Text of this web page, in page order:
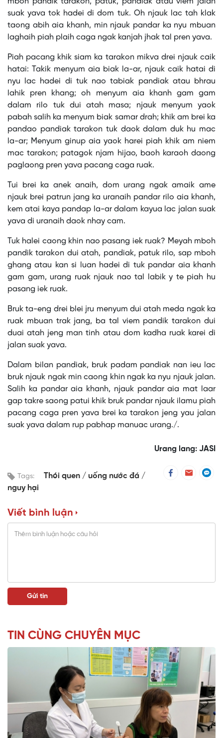
suak yava tok hadei di dom tuk. Oh njauk lac tah klak
taong abih aia khanh, min njauk pandar ka nyu mbuan
laghaih piah plaih caga ngak kanjah jhak tal pren yava.
Piah pacang khik siam ka tarakon mikva drei njauk caik
hatai: Takik menyum aia biak la-ar, njauk caik hatai di
nyu lac hadei di tuk nao tabiak pandiak atau bhrau
lahik pren khang; oh menyum aia khanh gam gam
dalam rilo tuk dui atah masa; njauk menyum yaok
pabah salih ka menyum biak samar drah; khik am brei ka
pandao pandiak tarakon tuk daok dalam duk hu mac
la-ar; Menyum ginup aia yaok harei piah khik am niem
mac tarakon; patagok njam hijao, baoh karaoh daong
paglaong pren yava pacang caga ruak.
Tui brei ka anek anaih, dom urang ngak amaik ame
njauk brei patrun jang ka uranaih pandar rilo aia khanh,
kem atai kaya pandap la-ar dalam kayua lac jalan suak
yava di uranaih daok nhay cam.
Tuk halei caong khin nao pasang iek ruak? Meyah mboh
pandik tarakon dui atah, pandiak, patuk rilo, sap mboh
ghang atau kan si luan hadei di tuk pandar aia khanh
gam gam, urang ruak njauk nao tal labik y te piah hu
pasang iek ruak.
Bruk ta-eng drei blei jru menyum dui atah meda ngak ka
ruak mbuan trak jang, ba tal viem pandik tarakon dui
duai atah jeng man tinh atau dom kadha ruak karei di
jalan suak yava.
Dalam bilan pandiak, bruk padam pandiak nan ieu lac
bruk njauk ngak min caong khin ngak ka nyu njauk jalan.
Salih ka pandar aia khanh, njauk pandar aia mat laar
gap takre saong patui khik bruk pandar njauk ilamu piah
pacang caga pren yava brei ka tarakon jeng yau jalan
suak yava dalam rup pabhap manuac urang./.
Urang lang: JASI
Tags: Thói quen
uống nước đá
nguy hại
Viết bình luận
TIN CÙNG CHUYÊN MỤC